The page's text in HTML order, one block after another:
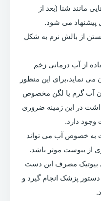
مانند شنا (بعد از
پیشنهاد می شود.
از بالش نرم به شکل
از آب درمانی زخم
نماید،برای این منظور
وان آب گرم یا لگن مخصوص
در این زمینه ضروری
وجود دارد.
به خصوص آب می تواند
از یبوست موثر باشد.
بیوتیک مصرف این دست
دستور پزشک انجام گیرد و